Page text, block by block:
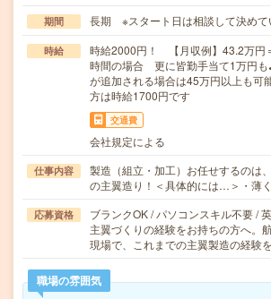
期間 長期 ※スタート日は相談して決めて
時給
時給2000円！ 【月収例】43.2万円
時間の場合 更に皆勤手当て1万円
が追加される場合は45万円以上も
方は時給1700円です
交通費
会社規定による
仕事内容
製造（組立・加工）お任せするのは
の主翼造り！＜具体的には…＞・薄
応募資格
ブランクOK / パソコンスキル不要 /
主翼づくりの経験をお持ちの方へ。
現場で、これまでの主翼製造の経験
職場の雰囲気